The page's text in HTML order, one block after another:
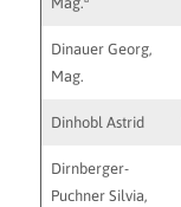
Mag.
Dinauer Georg,
Mag.
Dinhobl Astrid
Dirnberger-
Puchner Silvia,